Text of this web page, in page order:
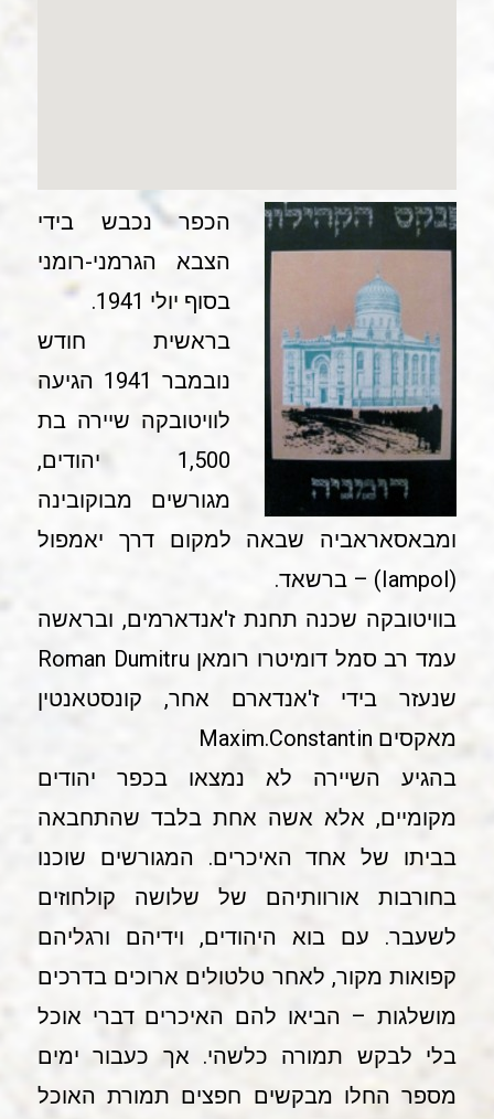
הכפר נכבש בידי
הצבא הגרמני-רומני
בסוף יולי 1941.
בראשית חודש
נובמבר 1941 הגיעה
לוויטובקה שיירה בת
1,500 יהודים,
מגורשים מבוקובינה
ומבאסאראביה שבאה למקום דרך יאמפול
(Iampol) – ברשאד.
בוויטובקה שכנה תחנת ז'אנדארמים, ובראשה
עמד רב סמל דומיטרו רומאן Roman Dumitru
שנעזר בידי ז'אנדארם אחר, קונסטאנטין
מאקסים Maxim.Constantin
בהגיע השיירה לא נמצאו בכפר יהודים
מקומיים, אלא אשה אחת בלבד שהתחבאה
בביתו של אחד האיכרים. המגורשים שוכנו
בחורבות אורוותיהם של שלושה קולחוזים
לשעבר. עם בוא היהודים, וידיהם ורגליהם
קפואות מקור, לאחר טלטולים ארוכים בדרכים
מושלגות – הביאו להם האיכרים דברי אוכל
בלי לבקש תמורה כלשהי. אך כעבור ימים
מספר החלו מבקשים חפצים תמורת האוכל